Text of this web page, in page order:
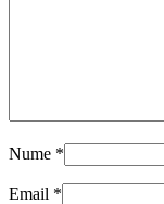
Nume *
Email *